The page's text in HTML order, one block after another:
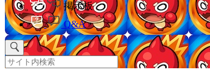
掲示板
Q&A